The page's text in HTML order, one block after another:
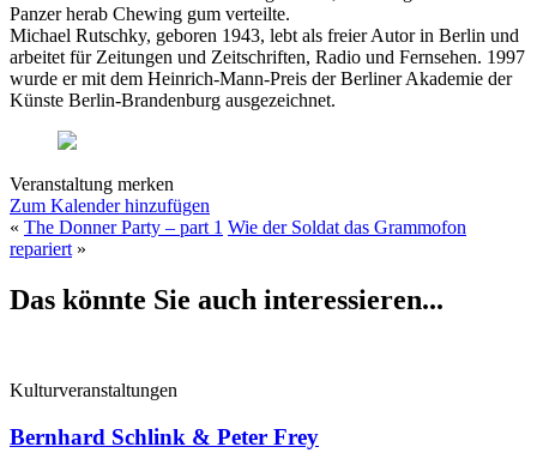
Panzer herab Chewing gum verteilte.
Michael Rutschky, geboren 1943, lebt als freier Autor in Berlin und
arbeitet für Zeitungen und Zeitschriften, Radio und Fernsehen. 1997
wurde er mit dem Heinrich-Mann-Preis der Berliner Akademie der
Künste Berlin-Brandenburg ausgezeichnet.
Veranstaltung merken
Zum Kalender hinzufügen
« The Donner Party – part 1 Wie der Soldat das Grammofon
repariert »
Das könnte Sie auch interessieren...
Kulturveranstaltungen
Bernhard Schlink & Peter Frey